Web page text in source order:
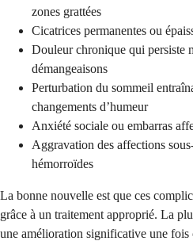
zones grattées
Cicatrices permanentes ou
Douleur chronique qui persiste
démangeaisons
Perturbation du sommeil
changements d’humeur
Anxiété sociale ou embarras
Aggravation des affections
hémorroïdes
La bonne nouvelle est que ces
grâce à un traitement approprié. La
une amélioration significative une fois